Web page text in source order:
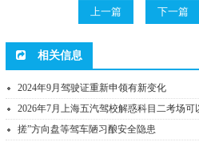
上一篇 下一篇
相关信息
2024年9月驾驶证重新申领有新变化
2026年7月上海五汽驾校解惑科目二考场可
搓”方向盘等驾车陋习酿安全隐患